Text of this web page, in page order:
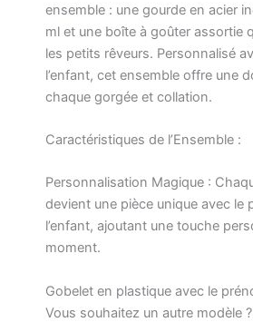
ensemble : une gourde en acier
ml et une boîte à goûter assortie
les petits rêveurs. Personnalisé
l’enfant, cet ensemble offre une
chaque gorgée et collation.
Caractéristiques de l’Ensemble :
Personnalisation Magique :
devient une pièce unique avec le
l’enfant, ajoutant une touche
moment.
Gobelet en plastique avec le
Vous souhaitez un autre modèle